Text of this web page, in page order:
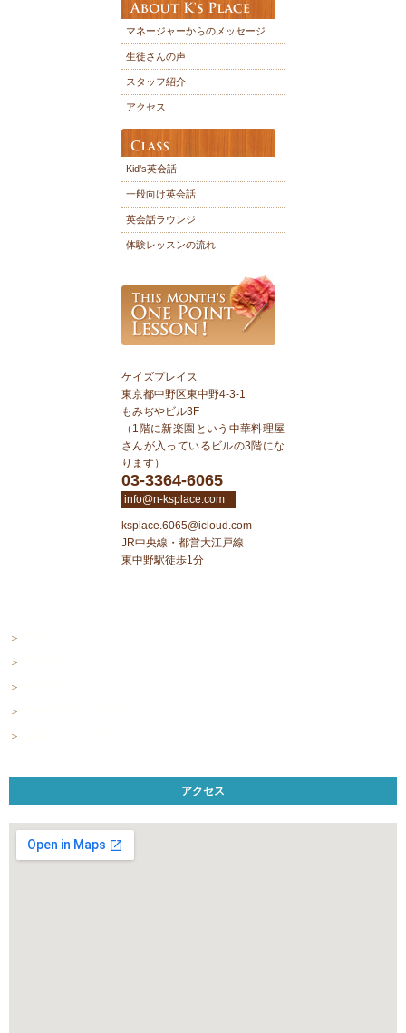
マネージャーからのメッセージ
生徒さんの声
スタッフ紹介
アクセス
Kid's英会話
一般向け英会話
英会話ラウンジ
体験レッスンの流れ
ケイズプレイス
東京都中野区東中野4-3-1
もみぢやビル3F
（1階に新楽園という中華料理屋
さんが入っているビルの3階にな
ります）
03-3364-6065
info@n-ksplace.com
ksplace.6065@icloud.com
JR中央線・都営大江戸線
東中野駅徒歩1分
アクセス